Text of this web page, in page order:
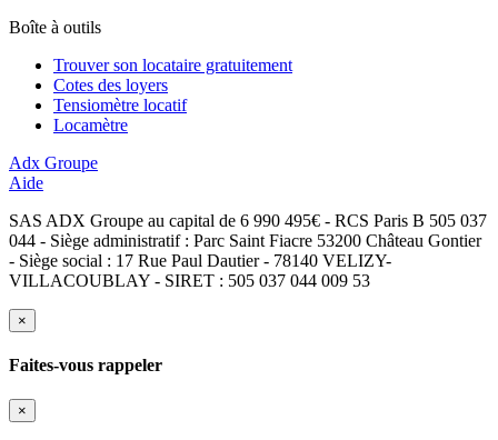
Boîte à outils
Trouver son locataire gratuitement
Cotes des loyers
Tensiomètre locatif
Locamètre
Adx Groupe
Aide
SAS ADX Groupe au capital de 6 990 495€ - RCS Paris B 505 037
044 - Siège administratif : Parc Saint Fiacre 53200 Château Gontier
- Siège social : 17 Rue Paul Dautier - 78140 VELIZY-
VILLACOUBLAY - SIRET : 505 037 044 009 53
×
Faites-vous rappeler
×